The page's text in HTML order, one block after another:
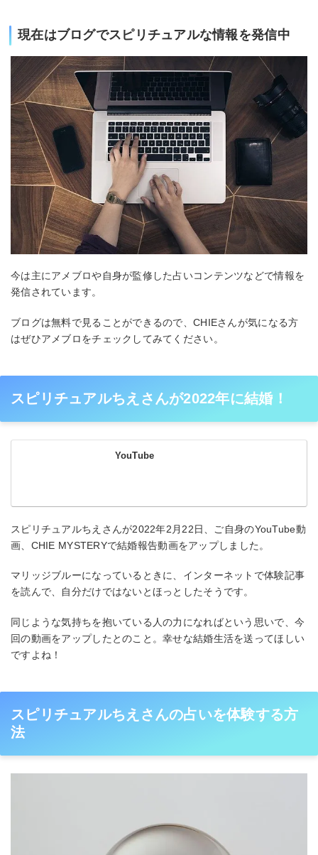
現在はブログでスピリチュアルな情報を発信中
今は主にアメブロや自身が監修した占いコンテンツなどで情報を
発信されています。
ブログは無料で見ることができるので、CHIEさんが気になる方
はぜひアメブロをチェックしてみてください。
スピリチュアルちえさんが2022年に結婚！
YouTube
スピリチュアルちえさんが2022年2月22日、ご自身のYouTube動
画、CHIE MYSTERYで結婚報告動画をアップしました。
マリッジブルーになっているときに、インターネットで体験記事
を読んで、自分だけではないとほっとしたそうです。
同じような気持ちを抱いている人の力になればという思いで、今
回の動画をアップしたとのこと。幸せな結婚生活を送ってほしい
ですよね！
スピリチュアルちえさんの占いを体験する方
法